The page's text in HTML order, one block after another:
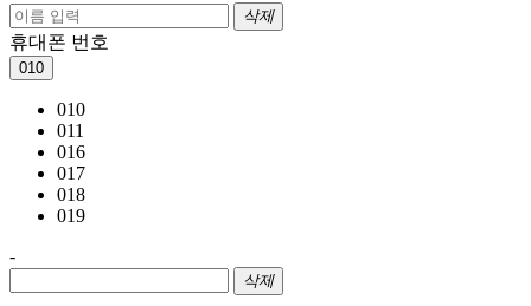
삭제
휴대폰 번호
010
010
011
016
017
018
019
-
삭제